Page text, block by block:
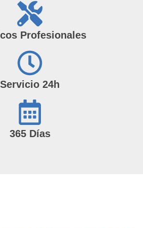
Profesionales
Servicio 24h
365 Días